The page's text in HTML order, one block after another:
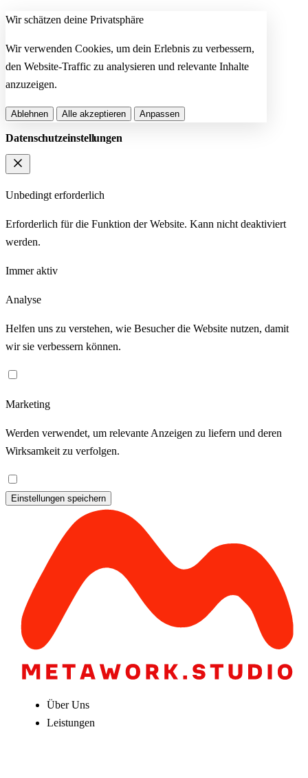
Wir schätzen deine Privatsphäre
Wir verwenden Cookies, um dein Erlebnis zu verbessern,
den Website-Traffic zu analysieren und relevante Inhalte
anzuzeigen.
Ablehnen Alle akzeptieren Anpassen
Datenschutzeinstellungen
Unbedingt erforderlich
Erforderlich für die Funktion der Website. Kann nicht deaktiviert
werden.
Immer aktiv
Analyse
Helfen uns zu verstehen, wie Besucher die Website nutzen, damit
wir sie verbessern können.
Marketing
Werden verwendet, um relevante Anzeigen zu liefern und deren
Wirksamkeit zu verfolgen.
Einstellungen speichern
Über Uns
Leistungen